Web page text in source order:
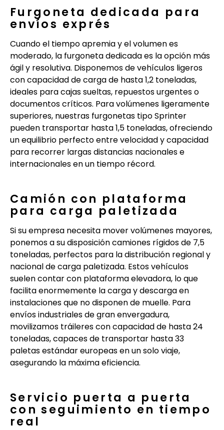
Furgoneta dedicada para
envíos exprés
Cuando el tiempo apremia y el volumen es
moderado, la furgoneta dedicada es la opción más
ágil y resolutiva. Disponemos de vehículos ligeros
con capacidad de carga de hasta 1,2 toneladas,
ideales para cajas sueltas, repuestos urgentes o
documentos críticos. Para volúmenes ligeramente
superiores, nuestras furgonetas tipo Sprinter
pueden transportar hasta 1,5 toneladas, ofreciendo
un equilibrio perfecto entre velocidad y capacidad
para recorrer largas distancias nacionales e
internacionales en un tiempo récord.
Camión con plataforma
para carga paletizada
Si su empresa necesita mover volúmenes mayores,
ponemos a su disposición camiones rígidos de 7,5
toneladas, perfectos para la distribución regional y
nacional de carga paletizada. Estos vehículos
suelen contar con plataforma elevadora, lo que
facilita enormemente la carga y descarga en
instalaciones que no disponen de muelle. Para
envíos industriales de gran envergadura,
movilizamos tráileres con capacidad de hasta 24
toneladas, capaces de transportar hasta 33
paletas estándar europeas en un solo viaje,
asegurando la máxima eficiencia.
Servicio puerta a puerta
con seguimiento en tiempo
real